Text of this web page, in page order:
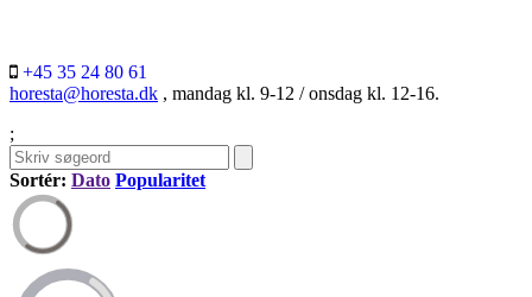
+45 35 24 80 61
horesta@horesta.dk , mandag kl. 9-12 / onsdag kl. 12-16.
;
Sortér: Dato Popularitet